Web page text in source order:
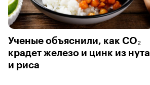
Ученые объяснили, как CO₂
крадет железо и цинк из нута
и риса